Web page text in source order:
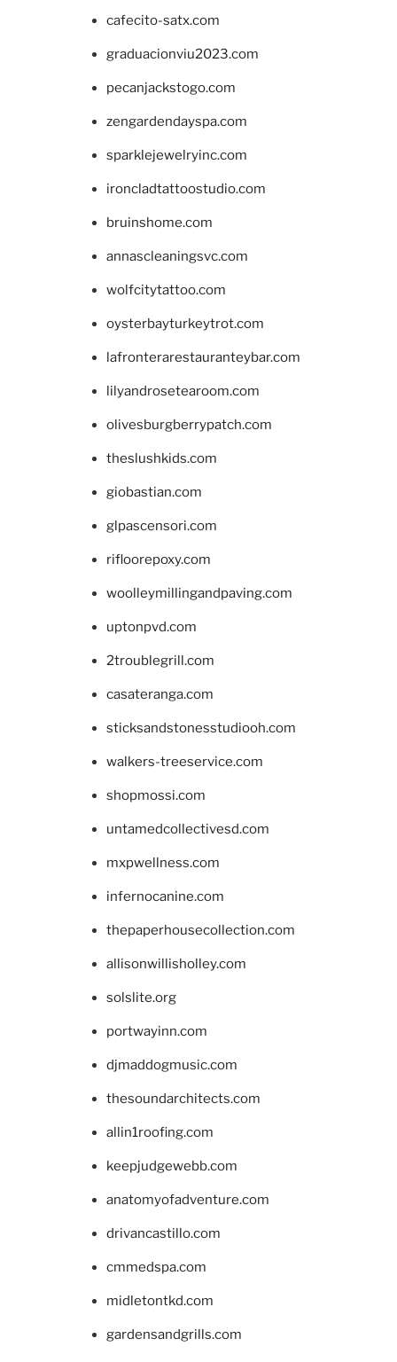
cafecito-satx.com
graduacionviu2023.com
pecanjackstogo.com
zengardendayspa.com
sparklejewelryinc.com
ironcladtattoostudio.com
bruinshome.com
annascleaningsvc.com
wolfcitytattoo.com
oysterbayturkeytrot.com
lafronterarestauranteybar.com
lilyandrosetearoom.com
olivesburgberrypatch.com
theslushkids.com
giobastian.com
glpascensori.com
rifloorepoxy.com
woolleymillingandpaving.com
uptonpvd.com
2troublegrill.com
casateranga.com
sticksandstonesstudiooh.com
walkers-treeservice.com
shopmossi.com
untamedcollectivesd.com
mxpwellness.com
infernocanine.com
thepaperhousecollection.com
allisonwillisholley.com
solslite.org
portwayinn.com
djmaddogmusic.com
thesoundarchitects.com
allin1roofing.com
keepjudgewebb.com
anatomyofadventure.com
drivancastillo.com
cmmedspa.com
midletontkd.com
gardensandgrills.com